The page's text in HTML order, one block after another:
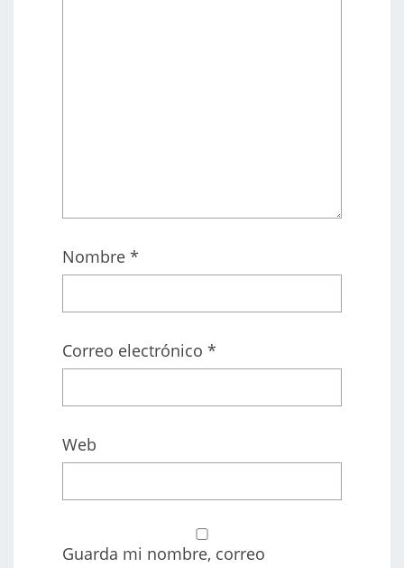
Nombre *
Correo electrónico *
Web
Guarda mi nombre, correo